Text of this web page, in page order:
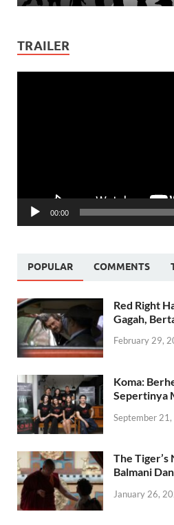
TRAILER
00:00
POPULAR COMMENTS
Red Right
Gagah,
February 29,
Koma:
Sepertinya
September
The Tiger’s
Balmani
January 26,